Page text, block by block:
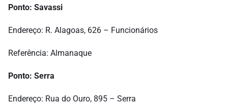
Ponto: Savassi
Endereço: R. Alagoas, 626 – Funcionários
Referência: Almanaque
Ponto: Serra
Endereço: Rua do Ouro, 895 – Serra